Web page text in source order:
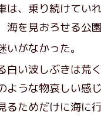
、乗り続けてい
を見おろせる公園
がなかった。
い波しぶきは荒
うな物哀しい感
ためだけに海に